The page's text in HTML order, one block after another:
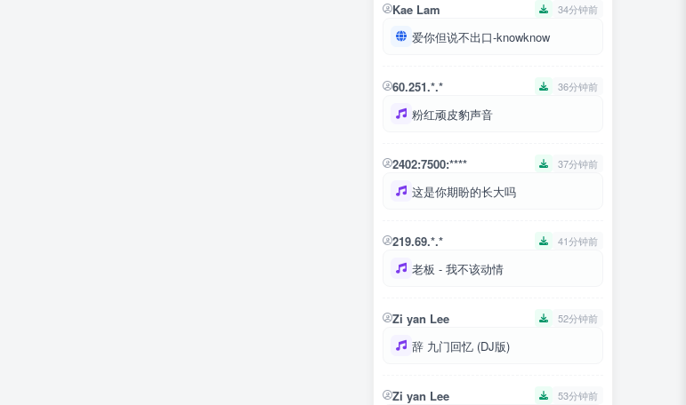
Kae Lam 34分钟前
爱你但说不出口-knowknow
60.251.*.* 36分钟前
粉红顽皮豹声音
2402:7500:**** 37分钟前
这是你期盼的长大吗
219.69.*.* 41分钟前
老板 - 我不该动情
Zi yan Lee 52分钟前
辞 九门回忆 (DJ版)
Zi yan Lee 53分钟前